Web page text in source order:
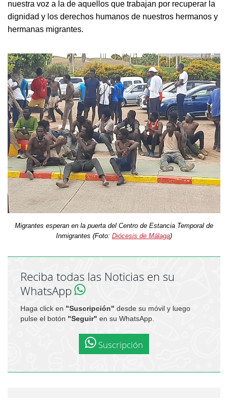
nuestra voz a la de aquellos que trabajan por recuperar la
dignidad y los derechos humanos de nuestros hermanos y
hermanas migrantes.
Migrantes esperan en la puerta del Centro de Estancia Temporal de
Inmigrantes (Foto: Diócesis de Málaga)
Reciba todas las Noticias en su
WhatsApp
Haga click en "Suscripción" desde su móvil y luego
pulse el botón "Seguir" en su WhatsApp.
Suscripción